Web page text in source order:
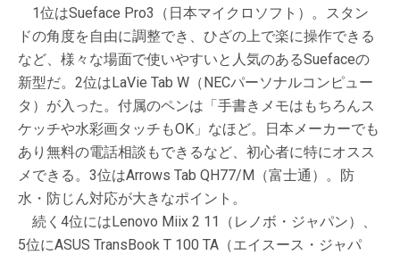
1位はSueface Pro3（日本マイクロソフト）。スタン
ドの角度を自由に調整でき、ひざの上で楽に操作できる
など、様々な場面で使いやすいと人気のあるSuefaceの
新型だ。2位はLaVie Tab W（NECパーソナルコンピュー
タ）が入った。付属のペンは「手書きメモはもちろんス
ケッチや水彩画タッチもOK」なほど。日本メーカーでも
あり無料の電話相談もできるなど、初心者に特にオスス
メできる。3位はArrows Tab QH77/M（富士通）。防
水・防じん対応が大きなポイント。
続く4位にはLenovo Miix 2 11（レノボ・ジャパン）、
5位にASUS TransBook T 100 TA（エイスース・ジャパ